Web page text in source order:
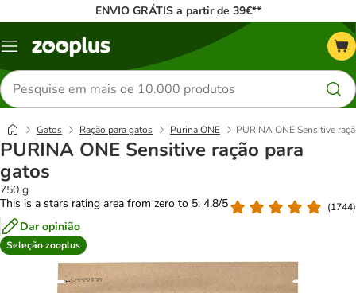
ENVIO GRÁTIS a partir de 39€**
Menu
Pesquisar
produtos
Gatos Ração para gatos Purina ONE PURINA ONE Sensitive
PURINA ONE Sensitive ração para
gatos
750 g
This is a stars rating area from zero to 5: 4.8/5
(1744)
Dar opinião
Seleção zooplus